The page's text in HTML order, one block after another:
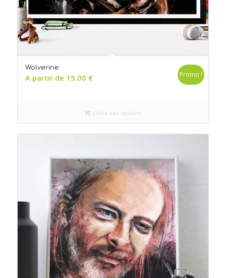
Wolverine
A partir de 15.00 € Promo !
Choix des options